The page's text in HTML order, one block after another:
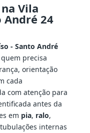
Vila
André 24
- Santo André
precisa
orientação
cada
com atenção para
antes da
em pia, ralo,
internas